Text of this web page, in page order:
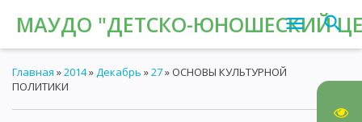
МАУДО "ДЕТСКО-ЮНОШЕСКИЙ
Главная »2014»Декабрь »27» ОСНОВЫ КУЛЬТУРНОЙ
ПОЛИТИКИ